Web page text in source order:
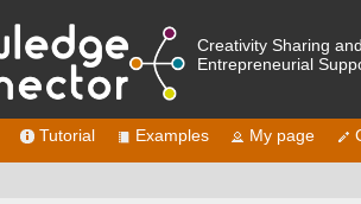
Creativity Sharing
Entrepreneurial
Tutorial Examples My page